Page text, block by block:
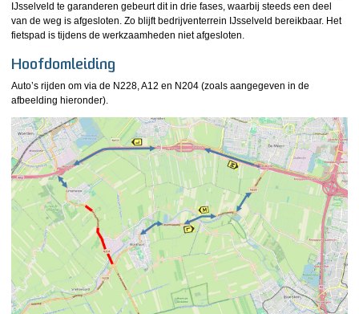
IJsselveld te garanderen gebeurt dit in drie fases, waarbij steeds een deel
van de weg is afgesloten. Zo blijft bedrijventerrein IJsselveld bereikbaar. Het
fietspad is tijdens de werkzaamheden niet afgesloten.
Hoofdomleiding
Auto’s rijden om via de N228, A12 en N204 (zoals aangegeven in de
afbeelding hieronder).